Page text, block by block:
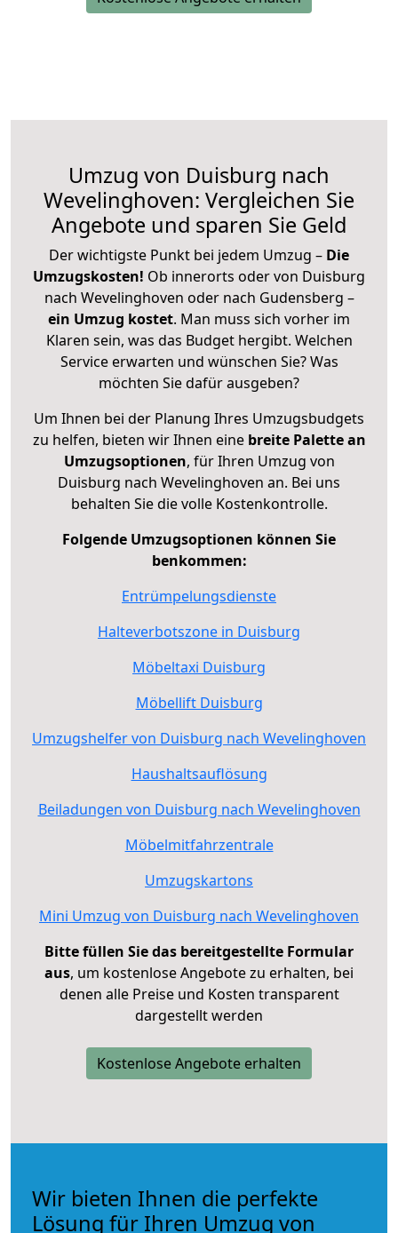
Umzug von Duisburg nach
Wevelinghoven: Vergleichen Sie
Angebote und sparen Sie Geld
Der wichtigste Punkt bei jedem Umzug – Die
Umzugskosten! Ob innerorts oder von Duisburg
nach Wevelinghoven oder nach Gudensberg –
ein Umzug kostet. Man muss sich vorher im
Klaren sein, was das Budget hergibt. Welchen
Service erwarten und wünschen Sie? Was
möchten Sie dafür ausgeben?
Um Ihnen bei der Planung Ihres Umzugsbudgets
zu helfen, bieten wir Ihnen eine breite Palette an
Umzugsoptionen, für Ihren Umzug von
Duisburg nach Wevelinghoven an. Bei uns
behalten Sie die volle Kostenkontrolle.
Folgende Umzugsoptionen können Sie
benkommen:
Entrümpelungsdienste
Halteverbotszone in Duisburg
Möbeltaxi Duisburg
Möbellift Duisburg
Umzugshelfer von Duisburg nach Wevelinghoven
Haushaltsauflösung
Beiladungen von Duisburg nach Wevelinghoven
Möbelmitfahrzentrale
Umzugskartons
Mini Umzug von Duisburg nach Wevelinghoven
Bitte füllen Sie das bereitgestellte Formular
aus, um kostenlose Angebote zu erhalten, bei
denen alle Preise und Kosten transparent
dargestellt werden
Kostenlose Angebote erhalten
Wir bieten Ihnen die perfekte
Lösung für Ihren Umzug von